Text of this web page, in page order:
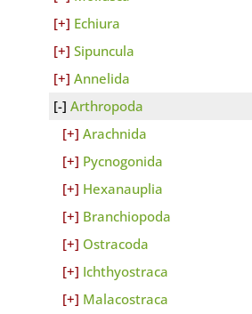
Echiura
Sipuncula
Annelida
Arthropoda
Arachnida
Pycnogonida
Hexanauplia
Branchiopoda
Ostracoda
Ichthyostraca
Malacostraca